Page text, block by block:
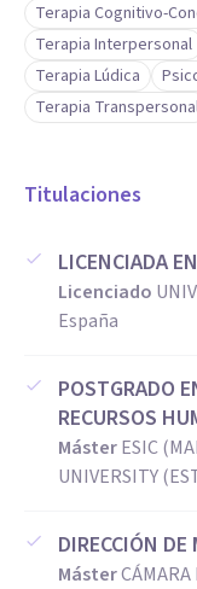
Terapia Cognitivo-
Terapia Interpersonal
Terapia Lúdica
Terapia
Titulaciones
LICENCIADA
Licenciado
España
POSTGRADO
RECURSOS
MásterESIC
UNIVERSITY
DIRECCIÓN DE
Máster